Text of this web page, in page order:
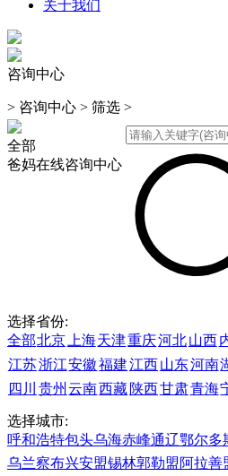
关于我们
咨询中心
> 咨询中心 > 筛选 >
全部
爸妈在线咨询中心
选择省份:
全部北京 上海天津重庆河北山西
江苏浙江安徽福建江西山东河南
四川
贵州 云南西藏 陕西甘肃青海
选择城市:
呼和浩特包头乌海赤峰通辽鄂尔多
乌兰察布兴安盟锡林郭勒盟阿拉善